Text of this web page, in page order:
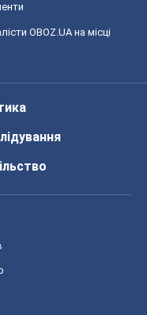
OBOZ.UA на місці